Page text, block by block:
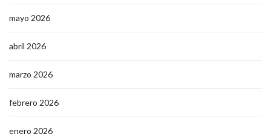
mayo 2026
abril 2026
marzo 2026
febrero 2026
enero 2026